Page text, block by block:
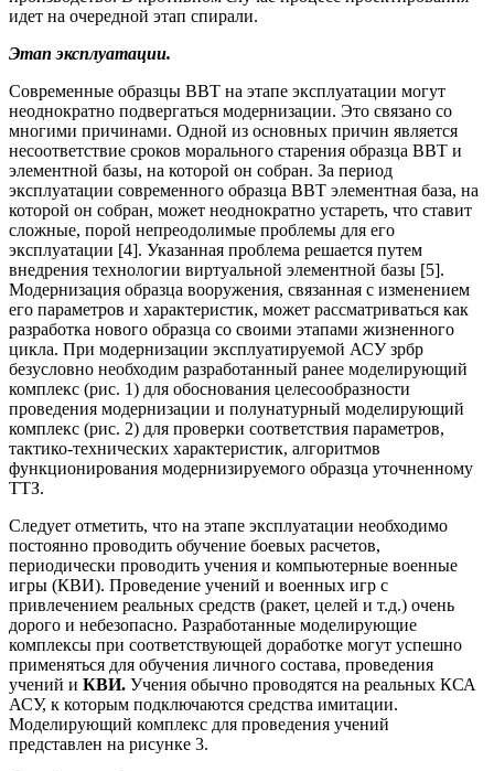
идет на очередной этап спирали.
Этап эксплуатации.
Современные образцы ВВТ на этапе эксплуатации могут
неоднократно подвергаться модернизации. Это связано со
многими причинами. Одной из основных причин является
несоответствие сроков морального старения образца ВВТ и
элементной базы, на которой он собран. За период
эксплуатации современного образца ВВТ элементная база, на
которой он собран, может неоднократно устареть, что ставит
сложные, порой непреодолимые проблемы для его
эксплуатации [4]. Указанная проблема решается путем
внедрения технологии виртуальной элементной базы [5].
Модернизация образца вооружения, связанная с изменением
его параметров и характеристик, может рассматриваться как
разработка нового образца со своими этапами жизненного
цикла. При модернизации эксплуатируемой АСУ зрбр
безусловно необходим разработанный ранее моделирующий
комплекс (рис. 1) для обоснования целесообразности
проведения модернизации и полунатурный моделирующий
комплекс (рис. 2) для проверки соответствия параметров,
тактико-технических характеристик, алгоритмов
функционирования модернизируемого образца уточненному
ТТЗ.
Следует отметить, что на этапе эксплуатации необходимо
постоянно проводить обучение боевых расчетов,
периодически проводить учения и компьютерные военные
игры (КВИ). Проведение учений и военных игр с
привлечением реальных средств (ракет, целей и т.д.) очень
дорого и небезопасно. Разработанные моделирующие
комплексы при соответствующей доработке могут успешно
применяться для обучения личного состава, проведения
учений и КВИ. Учения обычно проводятся на реальных КСА
АСУ, к которым подключаются средства имитации.
Моделирующий комплекс для проведения учений
представлен на рисунке 3.